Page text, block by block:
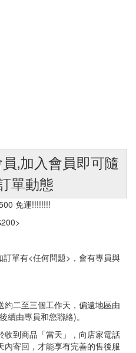
‚加入會員即可隨
單動態
免運!!!!!!!!
單有<任何問題>，會有專員與
二至三個工作天，偏遠地區由
續由專員和您聯絡)。
收到商品「當天」，向店家電話
寄回，才能享有完善的售後服